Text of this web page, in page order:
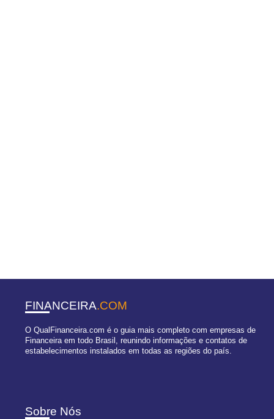
FINANCEIRA.COM
O QualFinanceira.com é o guia mais completo com empresas de
Financeira em todo Brasil, reunindo informações e contatos de
estabelecimentos instalados em todas as regiões do país.
Sobre Nós